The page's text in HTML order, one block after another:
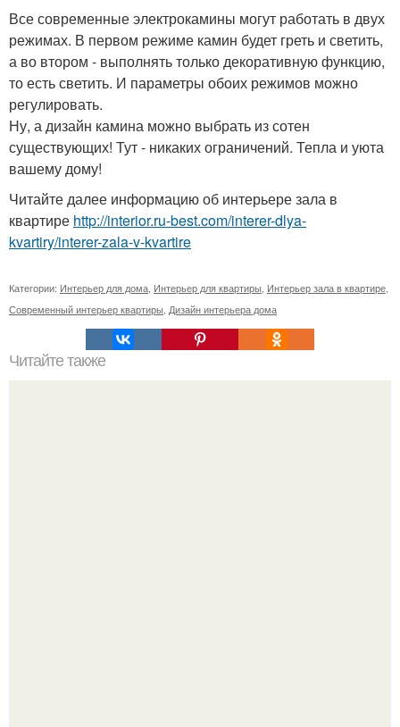
Все современные электрокамины могут работать в двух
режимах. В первом режиме камин будет греть и светить,
а во втором - выполнять только декоративную функцию,
то есть светить. И параметры обоих режимов можно
регулировать.
Ну, а дизайн камина можно выбрать из сотен
существующих! Тут - никаких ограничений. Тепла и уюта
вашему дому!
Читайте далее информацию об интерьере зала в
квартире http://interior.ru-best.com/interer-dlya-
kvartiry/interer-zala-v-kvartire
Категории: Интерьер для дома, Интерьер для квартиры, Интерьер зала в квартире,
Современный интерьер квартиры, Дизайн интерьера дома
Читайте также